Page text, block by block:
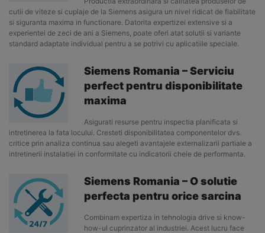
cutii de viteze si cuplaje de la Siemens asigura un nivel ridicat de fiabilitate
si siguranta maxima in functionare. Datorita expertizei extensive si a
experientei de zeci de ani a Siemens, poate oferi atat solutii si variante
standard adaptate individual pentru a se potrivi cu aplicatiile speciale.
Siemens Romania – Serviciu
perfect pentru disponibilitate
maxima
Asigurati resurse pentru inspectia planificata si
intretinerea la fata locului. Cresteti disponibilitatea componentelor dvs.
critice prin analiza continua sau alegeti avantajele externalizarii partiale a
intretinerii instalatiei in conformitate cu indicatorii cheie de performanta.
Siemens Romania – O solutie
perfecta pentru orice sarcina
Combinam expertiza in tehnologia drive si know-
how-ul cuprinzator al industriei. Acest lucru face